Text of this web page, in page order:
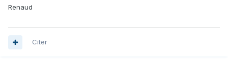
Renaud
Citer